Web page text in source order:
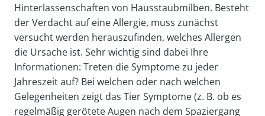
Hinterlassenschaften von Hausstaubmilben. Besteht
der Verdacht auf eine Allergie, muss zunächst
versucht werden herauszufinden, welches Allergen
die Ursache ist. Sehr wichtig sind dabei Ihre
Informationen: Treten die Symptome zu jeder
Jahreszeit auf? Bei welchen oder nach welchen
Gelegenheiten zeigt das Tier Symptome (z. B. ob es
regelmäßig gerötete Augen nach dem Spaziergang